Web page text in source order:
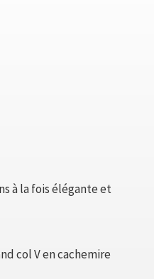
à la fois élégante et
col V en cachemire